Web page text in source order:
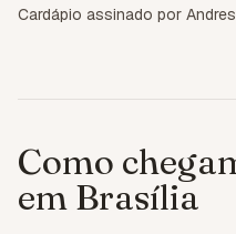
Cardápio assinado por
Como
em Brasília